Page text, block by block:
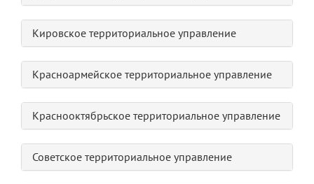
Кировское территориальное управление
Красноармейское территориальное управление
Краснооктябрьское территориальное управление
Советское территориальное управление